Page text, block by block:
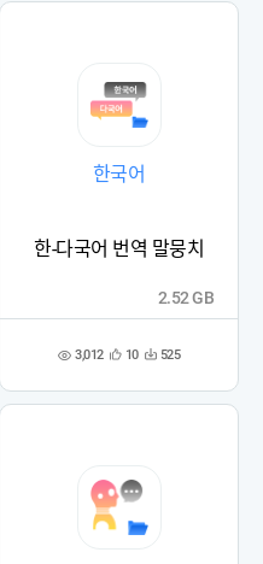
한국어
한-다국어 번역 말뭉치
조 3,012 관
록
10 다 525
2.52 GB